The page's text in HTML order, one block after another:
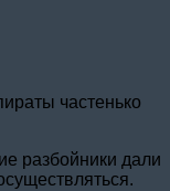
частенько
разбойники дали